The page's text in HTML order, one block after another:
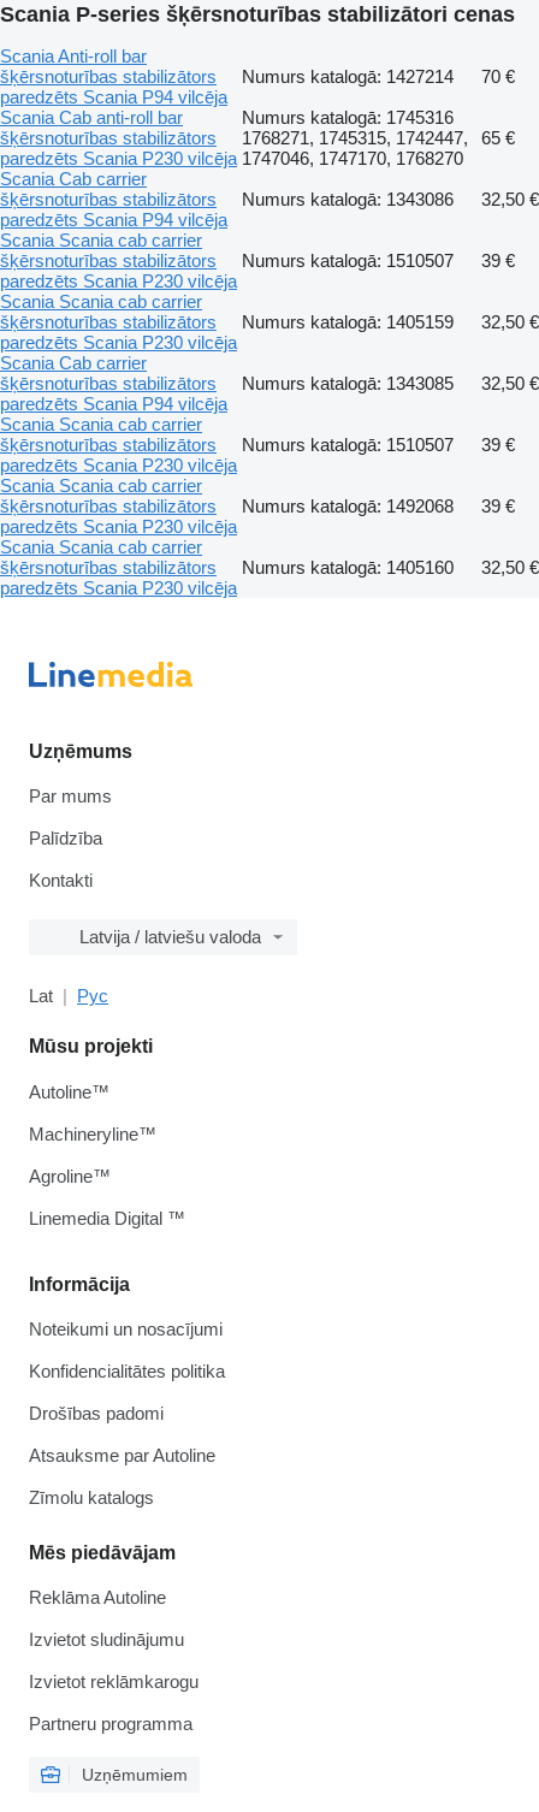
Scania P-series šķērsnoturības stabilizātori cenas
Scania Anti-roll bar
šķērsnoturības stabilizātors
paredzēts Scania P94 vilcēja
Numurs katalogā: 1427214
70 €
Scania Cab anti-roll bar
šķērsnoturības stabilizātors
paredzēts Scania P230 vilcēja
Numurs katalogā: 1745316
1768271, 1745315, 1742447,
1747046, 1747170, 1768270
65 €
Scania Cab carrier
šķērsnoturības stabilizātors
paredzēts Scania P94 vilcēja
Numurs katalogā: 1343086
32,50 €
Scania Scania cab carrier
šķērsnoturības stabilizātors
paredzēts Scania P230 vilcēja
Numurs katalogā: 1510507
39 €
Scania Scania cab carrier
šķērsnoturības stabilizātors
paredzēts Scania P230 vilcēja
Numurs katalogā: 1405159
32,50 €
Scania Cab carrier
šķērsnoturības stabilizātors
paredzēts Scania P94 vilcēja
Numurs katalogā: 1343085
32,50 €
Scania Scania cab carrier
šķērsnoturības stabilizātors
paredzēts Scania P230 vilcēja
Numurs katalogā: 1510507
39 €
Scania Scania cab carrier
šķērsnoturības stabilizātors
paredzēts Scania P230 vilcēja
Numurs katalogā: 1492068
39 €
Scania Scania cab carrier
šķērsnoturības stabilizātors
paredzēts Scania P230 vilcēja
Numurs katalogā: 1405160 32,50 €
Uzņēmums
Par mums
Palīdzība
Kontakti
Latvija / latviešu valoda
Lat Рус
Informācija
Noteikumi un nosacījumi
Konfidencialitātes politika
Drošības padomi
Atsauksme par Autoline
Zīmolu katalogs
Mēs piedāvājam
Reklāma Autoline
Izvietot sludinājumu
Izvietot reklāmkarogu
Partneru programma
Uzņēmumiem
Mūsu projekti
Autoline™
Machineryline™
Agroline™
Linemedia Digital ™